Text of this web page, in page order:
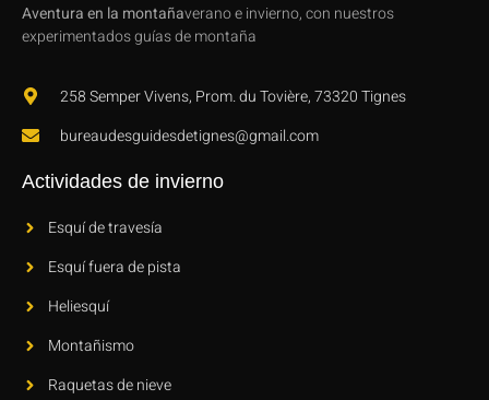
Aventura en la montañaverano e invierno, con nuestros
experimentados guías de montaña
258 Semper Vivens, Prom. du Tovière, 73320 Tignes
bureaudesguidesdetignes@gmail.com
Actividades de invierno
Esquí de travesía
Esquí fuera de pista
Heliesquí
Montañismo
Raquetas de nieve